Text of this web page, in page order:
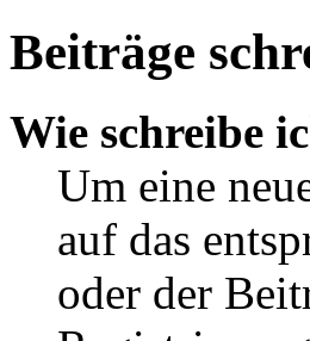
Beiträge
Wie schreibe
Um eine
auf das
oder der